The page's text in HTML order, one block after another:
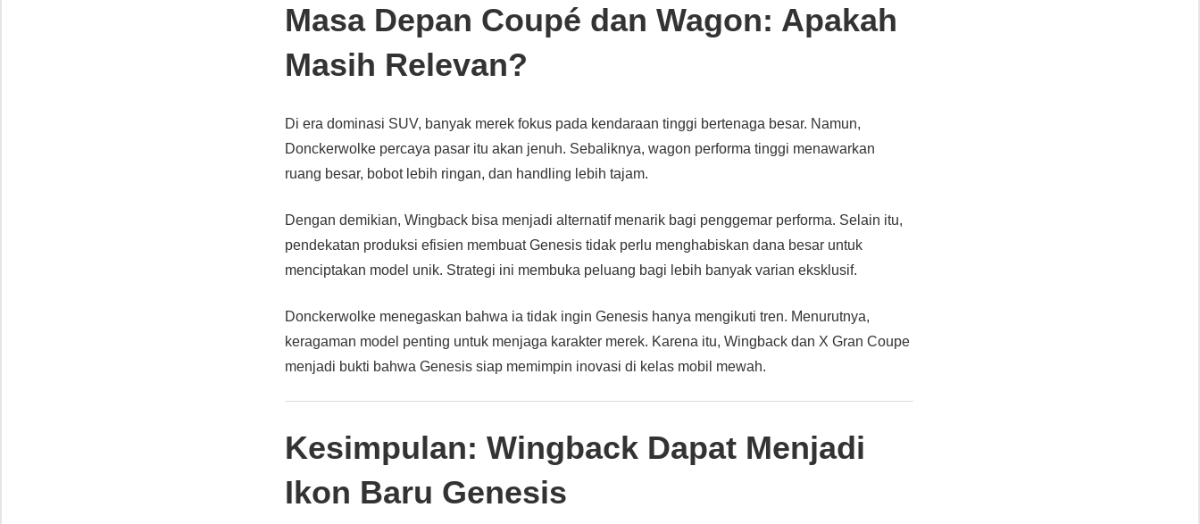
Masa Depan Coupé dan Wagon: Apakah
Masih Relevan?
Di era dominasi SUV, banyak merek fokus pada kendaraan tinggi bertenaga besar. Namun,
Donckerwolke percaya pasar itu akan jenuh. Sebaliknya, wagon performa tinggi menawarkan
ruang besar, bobot lebih ringan, dan handling lebih tajam.
Dengan demikian, Wingback bisa menjadi alternatif menarik bagi penggemar performa. Selain itu,
pendekatan produksi efisien membuat Genesis tidak perlu menghabiskan dana besar untuk
menciptakan model unik. Strategi ini membuka peluang bagi lebih banyak varian eksklusif.
Donckerwolke menegaskan bahwa ia tidak ingin Genesis hanya mengikuti tren. Menurutnya,
keragaman model penting untuk menjaga karakter merek. Karena itu, Wingback dan X Gran Coupe
menjadi bukti bahwa Genesis siap memimpin inovasi di kelas mobil mewah.
Kesimpulan: Wingback Dapat Menjadi
Ikon Baru Genesis